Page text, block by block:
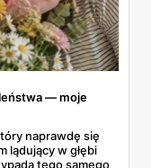
— moje
naprawdę się
lądujący w głębi
tego samego